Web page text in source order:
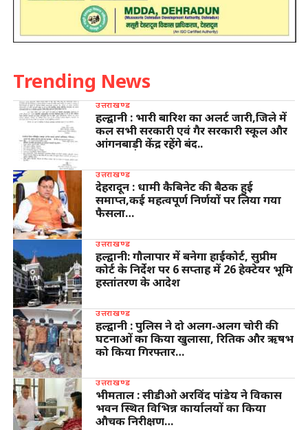
Trending News
उत्तराखण्ड
हल्द्वानी : भारी बारिश का अलर्ट जारी,जिले में
कल सभी सरकारी एवं गैर सरकारी स्कूल और
आंगनबाड़ी केंद्र रहेंगे बंद..
उत्तराखण्ड
देहरादून : धामी कैबिनेट की बैठक हुई
समाप्त,कई महत्वपूर्ण निर्णयों पर लिया गया
फैसला…
उत्तराखण्ड
हल्द्वानी: गौलापार में बनेगा हाईकोर्ट, सुप्रीम
कोर्ट के निर्देश पर 6 सप्ताह में 26 हेक्टेयर भूमि
हस्तांतरण के आदेश
उत्तराखण्ड
हल्द्वानी : पुलिस ने दो अलग-अलग चोरी की
घटनाओं का किया खुलासा, रितिक और ऋषभ
को किया गिरफ्तार…
उत्तराखण्ड
भीमताल : सीडीओ अरविंद पांडेय ने विकास
भवन स्थित विभिन्न कार्यालयों का किया
औचक निरीक्षण…